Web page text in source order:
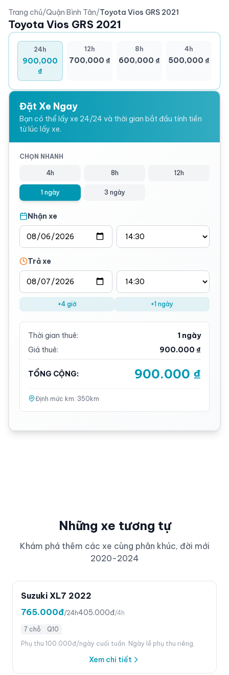
Trang chủ/Quận Bình Tân/Toyota Vios GRS 2021
Toyota Vios GRS 2021
24h
900,000
₫
12h
700,000 ₫
8h
600,000 ₫
4h
500,000 ₫
Đặt Xe Ngay
Bạn có thể lấy xe 24/24 và thời gian bắt đầu tính tiền
từ lúc lấy xe.
CHỌN NHANH
4h 8h 12h
1 ngày 3 ngày
Nhận xe
Trả xe
+4 giờ +1 ngày
Thời gian thuê:
1 ngày
Giá thuê:
900.000 ₫
TỔNG CỘNG: 900.000 ₫
Định mức km: 350 km
Những xe tương tự
Khám phá thêm các xe cùng phân khúc, đời mới
2020-2024
Suzuki XL7 2022
765.000đ/24h405.000đ/4h
7 chỗ
Q10
Phụ thu 100.000đ/ngày cuối tuần. Ngày lễ phụ thu riêng.
Xem chi tiết